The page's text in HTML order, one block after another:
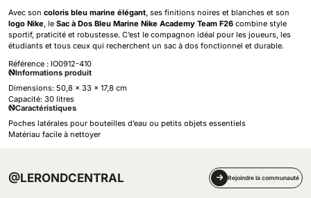
Avec son coloris bleu marine élégant, ses finitions noires et blanches et son
logo Nike, le Sac à Dos Bleu Marine Nike Academy Team F26 combine style
sportif, praticité et robustesse. C’est le compagnon idéal pour les joueurs, les
étudiants et tous ceux qui recherchent un sac à dos fonctionnel et durable.
Référence : IO0912-410
Informations produit
Dimensions: 50,8 x 33 x 17,8 cm
Capacité: 30 litres
Caractéristiques
Poches latérales pour bouteilles d’eau ou petits objets essentiels
Matériau facile à nettoyer
@LERONDCENTRAL Rejoindre la communauté